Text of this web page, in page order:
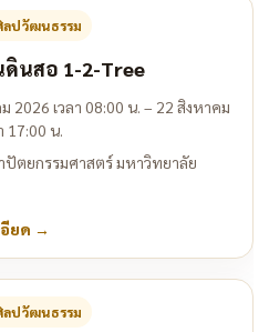
ปวัฒนธรรม
ดินสอ 1-2-Tree
2026 เวลา 08:00 น. – 22 สิงหาคม
17:00 น.
ตยกรรมศาสตร์ มหาวิทยาลัย
ยด →
ปวัฒนธรรม